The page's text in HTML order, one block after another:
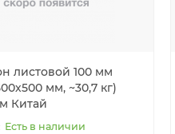
листовой 100 мм
мм, ~30,7 кг)
Китай
Есть в наличии